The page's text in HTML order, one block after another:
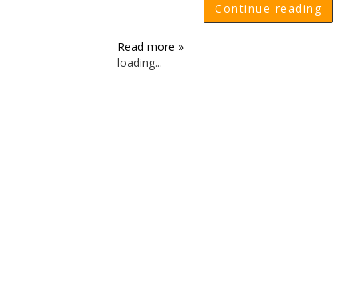
Continue reading
Read more »
loading...